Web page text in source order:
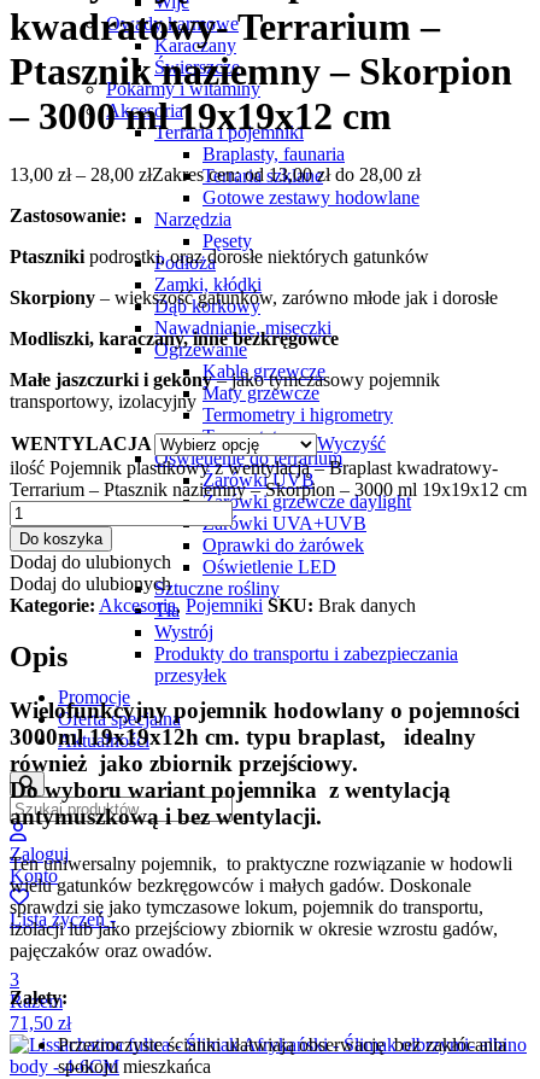
Owady karmowe
Karaczany
Świerszcze
Pokarmy i witaminy
Akcesoria
Terraria i pojemniki
Braplasty, faunaria
Terraria szklane
Gotowe zestawy hodowlane
Narzędzia
Pęsety
Podłoża
Zamki, kłódki
Dąb korkowy
Nawadnianie, miseczki
Ogrzewanie
Kable grzewcze
Maty grzewcze
Termometry i higrometry
Termostaty
Oświetlenie do terrarium
Żarówki UVB
Żarówki grzewcze daylight
Żarówki UVA+UVB
Oprawki do żarówek
Oświetlenie LED
Sztuczne rośliny
Tła
Wystrój
Produkty do transportu i zabezpieczania
przesyłek
Promocje
Oferta specjalna
Aktualności
Zaloguj
Konto
Lista życzeń -
3
Razem
71,50 zł
kwadratowy- Terrarium –
Ptasznik naziemny – Skorpion
– 3000 ml 19x19x12 cm
13,00 zł – 28,00 złZakres cen: od 13,00 zł do 28,00 zł
Zastosowanie:
Ptaszniki podrostki, oraz dorosłe niektórych gatunków
Skorpiony – większość gatunków, zarówno młode jak i dorosłe
Modliszki, karaczany, inne bezkręgowce
Małe jaszczurki i gekony– jako tymczasowy pojemnik
transportowy, izolacyjny
WENTYLACJA
Wyczyść
ilość Pojemnik plastikowy z wentylacją – Braplast kwadratowy-
Terrarium – Ptasznik naziemny – Skorpion – 3000 ml 19x19x12 cm
Do koszyka
Dodaj do ulubionych
Dodaj do ulubionych
Kategorie: Akcesoria, Pojemniki SKU: Brak danych
Opis
Wielofunkcyjny pojemnik hodowlany o pojemności
3000ml 19x19x12h cm. typu braplast, idealny
również jako zbiornik przejściowy.
Do wyboru wariant pojemnika z wentylacją
antymuszkową i bez wentylacji.
Ten uniwersalny pojemnik, to praktyczne rozwiązanie w hodowli
wielu gatunków bezkręgowców i małych gadów. Doskonale
sprawdzi się jako tymczasowe lokum, pojemnik do transportu,
izolacji lub jako przejściowy zbiornik w okresie wzrostu gadów,
pajęczaków oraz owadów.
Zalety:
Przezroczyste ścianki ułatwiają obserwację bez zakłócania
spokoju mieszkańca